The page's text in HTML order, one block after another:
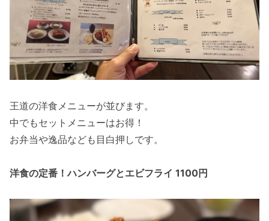
王道の洋食メニューが並びます。
中でもセットメニューはお得！
お弁当や逸品なども目白押しです。
洋食の定番！ハンバーグとエビフライ 1100円